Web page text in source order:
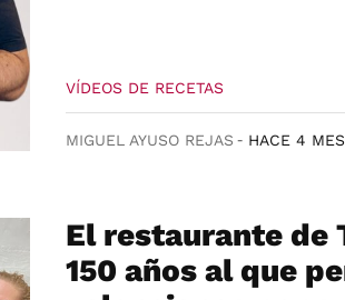
VÍDEOS DE RECETAS
MIGUEL AYUSO REJAS HACE 4
El restaurante de
150 años al que